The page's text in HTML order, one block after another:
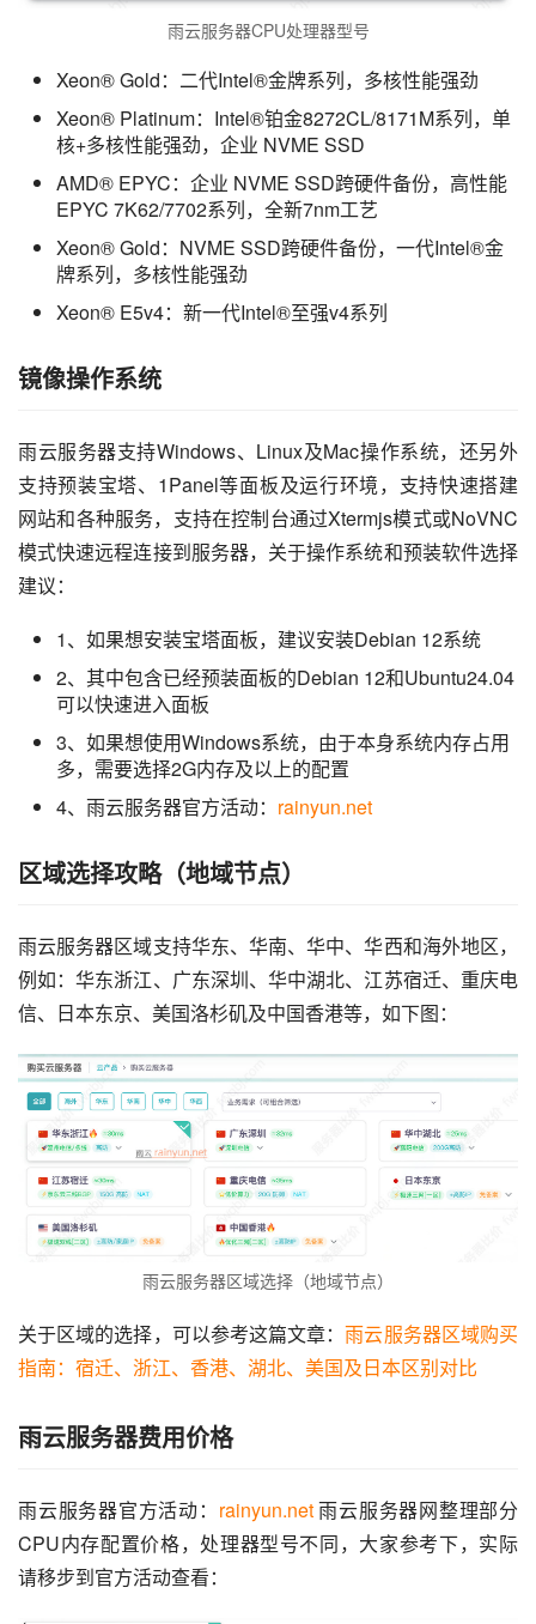
雨云服务器CPU处理器型号
Xeon® Gold：二代Intel®金牌系列，多核性能强劲
Xeon® Platinum：Intel®铂金8272CL/8171M系列，单
核+多核性能强劲，企业 NVME SSD
AMD® EPYC：企业 NVME SSD跨硬件备份，高性能
EPYC 7K62/7702系列，全新7nm工艺
Xeon® Gold：NVME SSD跨硬件备份，一代Intel®金
牌系列，多核性能强劲
Xeon® E5v4：新一代Intel®至强v4系列
镜像操作系统
雨云服务器支持Windows、Linux及Mac操作系统，还另外
支持预装宝塔、1Panel等面板及运行环境，支持快速搭建
网站和各种服务，支持在控制台通过Xtermjs模式或NoVNC
模式快速远程连接到服务器，关于操作系统和预装软件选择
建议：
1、如果想安装宝塔面板，建议安装Debian 12系统
2、其中包含已经预装面板的Debian 12和Ubuntu24.04
可以快速进入面板
3、如果想使用Windows系统，由于本身系统内存占用
多，需要选择2G内存及以上的配置
4、雨云服务器官方活动： rainyun.net
区域选择攻略（地域节点）
雨云服务器区域支持华东、华南、华中、华西和海外地区，
例如：华东浙江、广东深圳、华中湖北、江苏宿迁、重庆电
信、日本东京、美国洛杉矶及中国香港等，如下图：
雨云服务器区域选择（地域节点）
关于区域的选择，可以参考这篇文章：雨云服务器区域购买
指南：宿迁、浙江、香港、湖北、美国及日本区别对比
雨云服务器费用价格
雨云服务器官方活动： rainyun.net 雨云服务器网整理部分
CPU内存配置价格，处理器型号不同，大家参考下，实际
请移步到官方活动查看：